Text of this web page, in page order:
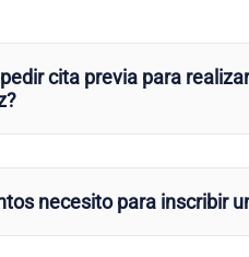
cita previa para
necesito para inscribir